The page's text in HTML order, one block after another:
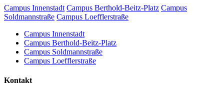
Campus Innenstadt Campus Berthold-Beitz-Platz Campus
Soldmannstraße Campus Loefflerstraße
Campus Innenstadt
Campus Berthold-Beitz-Platz
Campus Soldmannstraße
Campus Loefflerstraße
Kontakt